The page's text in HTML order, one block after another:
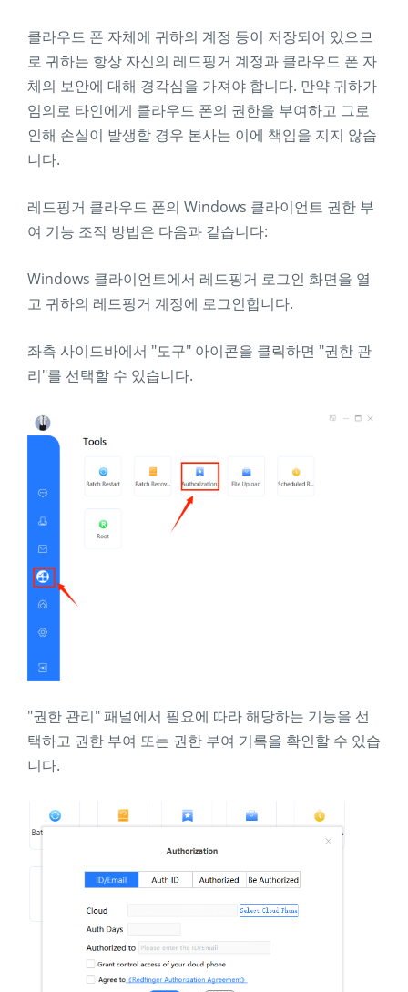
클라우드 폰 자체에 귀하의 계정 등이 저장되어 있으므
로 귀하는 항상 자신의 레드핑거 계정과 클라우드 폰 자
체의 보안에 대해 경각심을 가져야 합니다. 만약 귀하가
임의로 타인에게 클라우드 폰의 권한을 부여하고 그로
인해 손실이 발생할 경우 본사는 이에 책임을 지지 않습
니다.
레드핑거 클라우드 폰의 Windows 클라이언트 권한 부
여 기능 조작 방법은 다음과 같습니다:
Windows 클라이언트에서 레드핑거 로그인 화면을 열
고 귀하의 레드핑거 계정에 로그인합니다.
좌측 사이드바에서 "도구" 아이콘을 클릭하면 "권한 관
리"를 선택할 수 있습니다.
"권한 관리" 패널에서 필요에 따라 해당하는 기능을 선
택하고 권한 부여 또는 권한 부여 기록을 확인할 수 있습
니다.